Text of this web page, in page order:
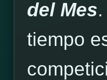
del Mes
tiempo